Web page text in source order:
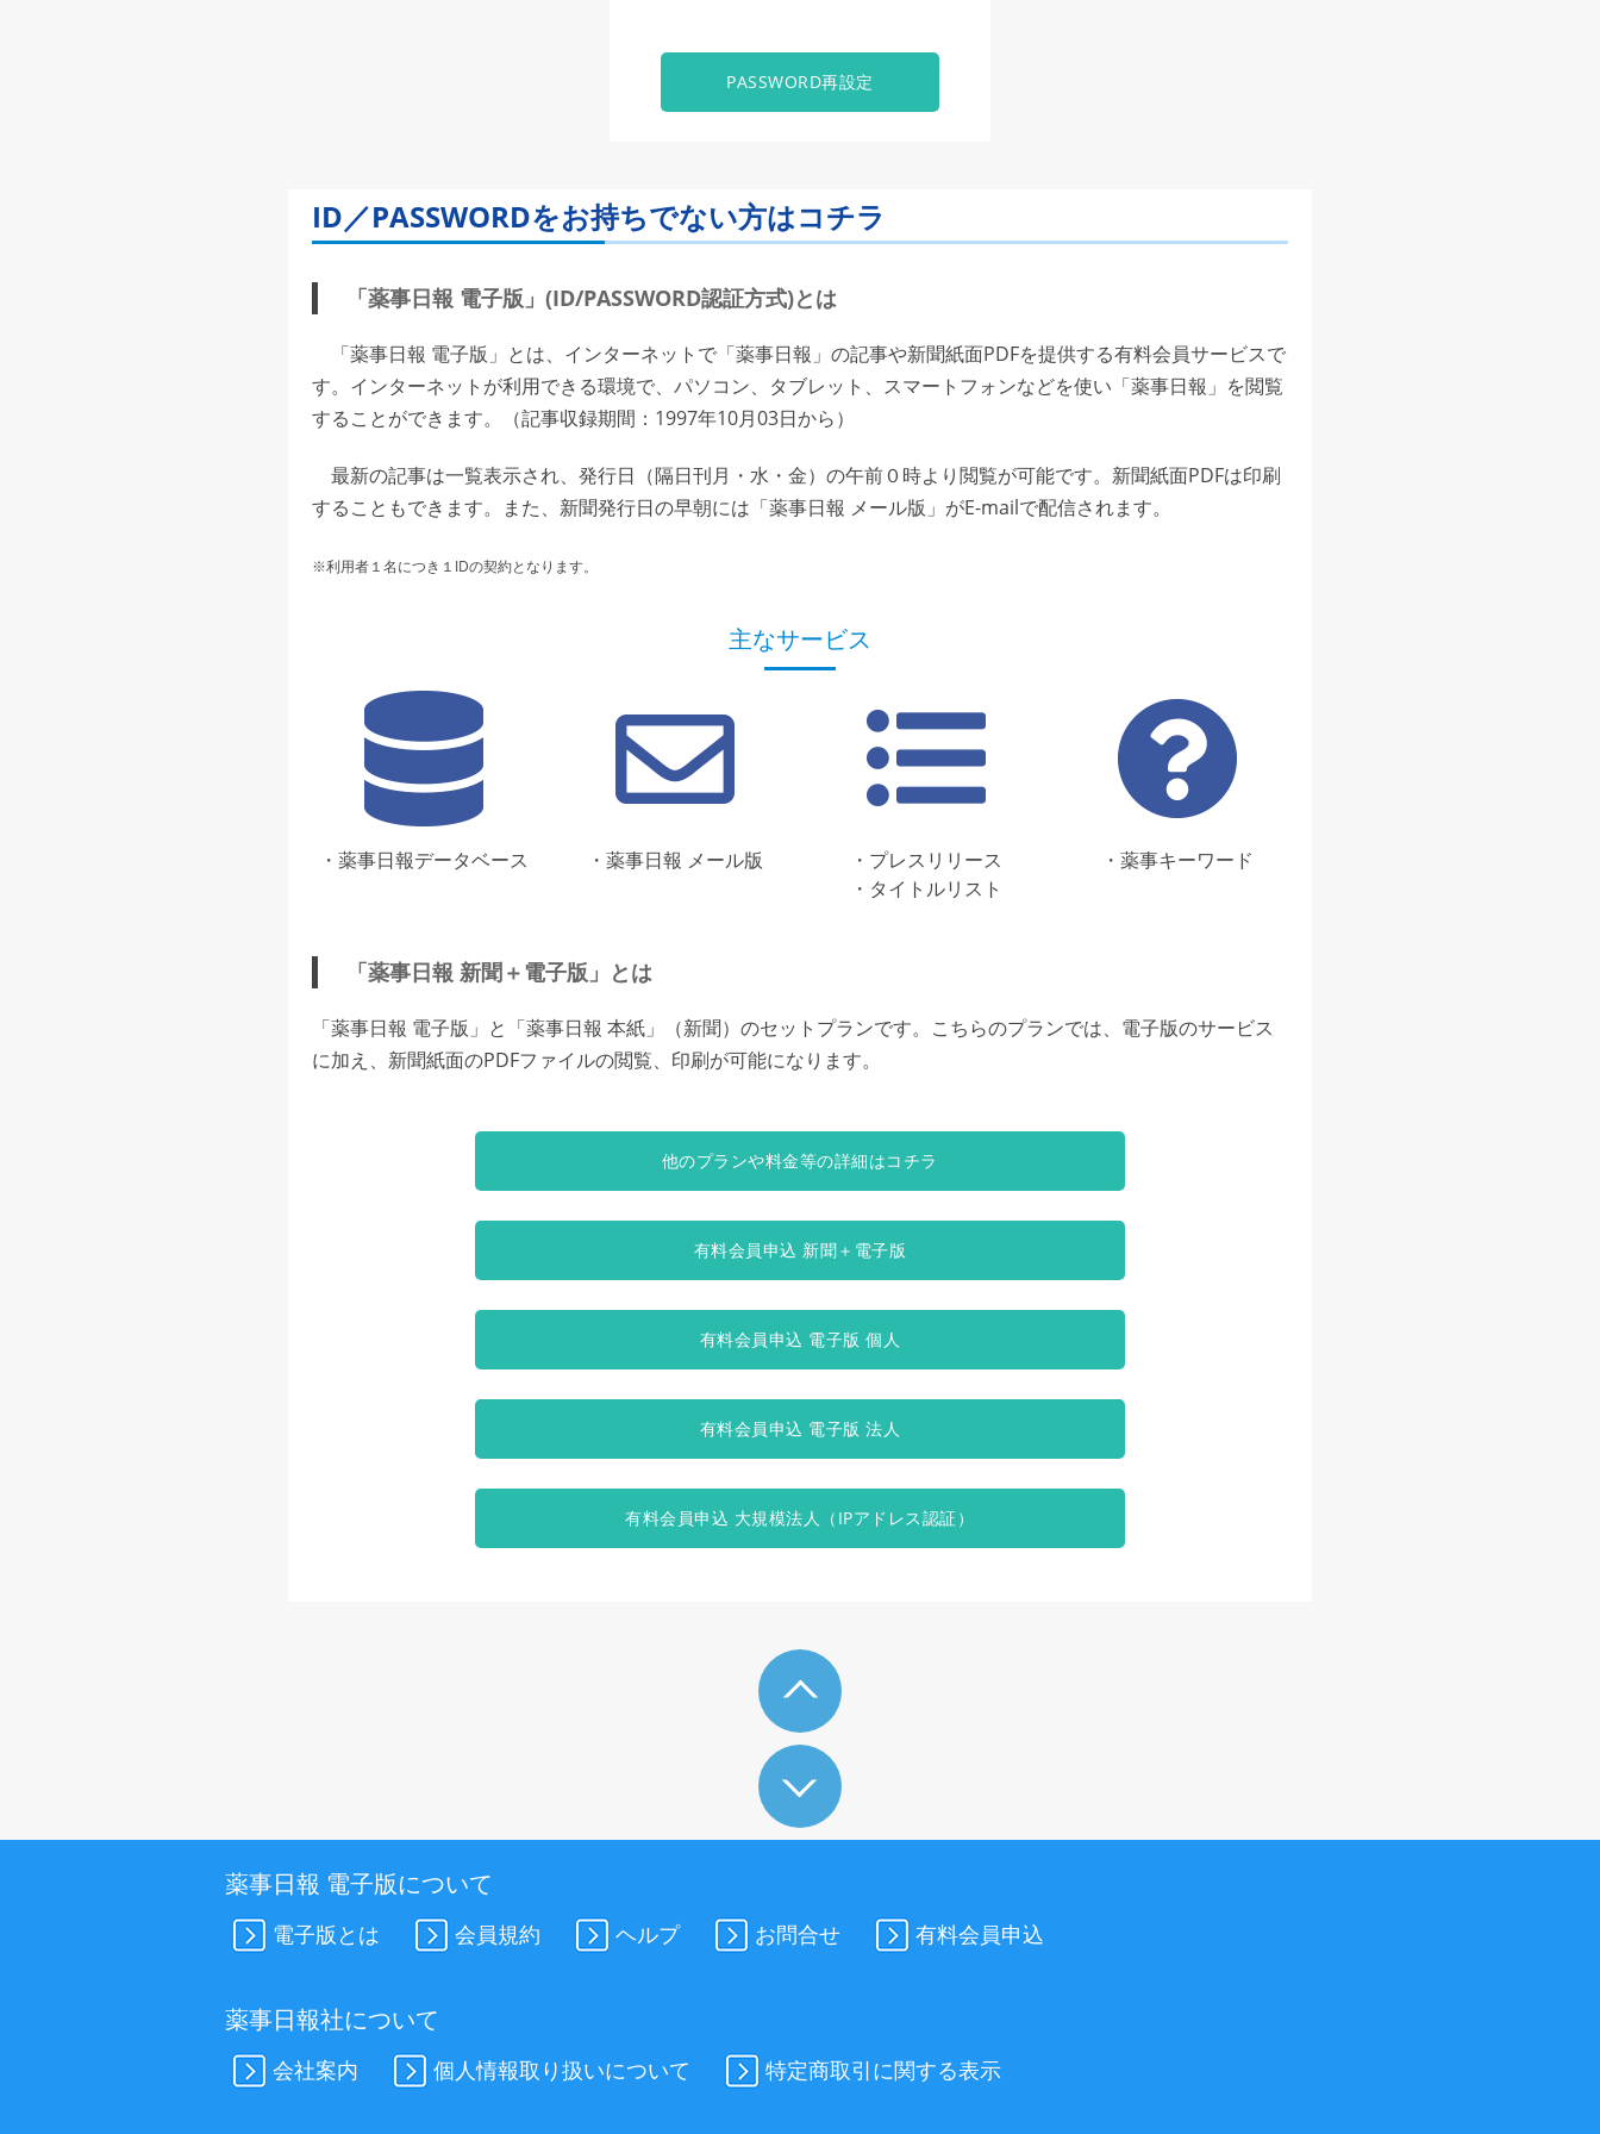
PASSWORD再設定
ID／PASSWORDをお持ちでない方はコチラ
「薬事日報 電子版」(ID/PASSWORD認証方式)とは
「薬事日報 電子版」とは、インターネットで「薬事日報」の記事や新聞紙面PDFを提供する有料会員サービスで
す。インターネットが利用できる環境で、パソコン、タブレット、スマートフォンなどを使い「薬事日報」を閲覧
することができます。（記事収録期間：1997年10月03日から）
最新の記事は一覧表示され、発行日（隔日刊月・水・金）の午前０時より閲覧が可能です。新聞紙面PDFは印刷
することもできます。また、新聞発行日の早朝には「薬事日報 メール版」がE-mailで配信されます。
※利用者１名につき１IDの契約となります。
主なサービス
・薬事日報データベース ・薬事日報 メール版
・プレスリリース
・タイトルリスト
・薬事キーワード
「薬事日報 新聞＋電子版」とは
「薬事日報 電子版」と「薬事日報 本紙」（新聞）のセットプランです。こちらのプランでは、電子版のサービス
に加え、新聞紙面のPDFファイルの閲覧、印刷が可能になります。
他のプランや料金等の詳細はコチラ
有料会員申込 新聞＋電子版
有料会員申込 電子版 個人
有料会員申込 電子版 法人
有料会員申込 大規模法人（IPアドレス認証）
薬事日報 電子版について
電子版とは 会員規約 ヘルプ お問合せ 有料会員申込
薬事日報社について
会社案内 個人情報取り扱いについて 特定商取引に関する表示